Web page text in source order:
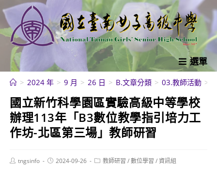
跳
轉
至
內
選單
> 2024 年 > 9 月 > 26 日 > B.文章分類 > 03.教師活動 >
國立新竹科學園區實驗高級中等學校
辦理113年「B3數位教學指引培力工
作坊-北區第三場」教師研習
Posttngsinfo
Post2024-09-26
Post教師研習 /數位學習 /資訊組